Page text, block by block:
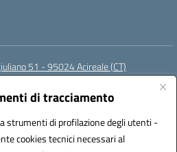
di tracciamento
strumenti di profilazione degli utenti -
cookies tecnici necessari al
51 - 95024 Acireale (CT)
ctic8at00b@pec.istruzione.it